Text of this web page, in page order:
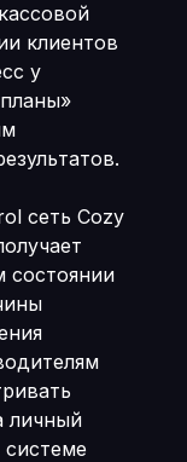
клиентов
у
сеть Cozy
состоянии
личный